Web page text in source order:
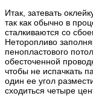
Итак, затевать
так как обычно в
сталкиваются со
Неторопливо
пенопластового
обесточенной
чтобы не испачкать
один ее угол
сходиться четыре